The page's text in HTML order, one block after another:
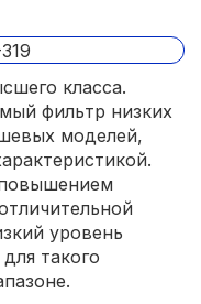
класса.
фильтр низких
моделей,
уровень
такого